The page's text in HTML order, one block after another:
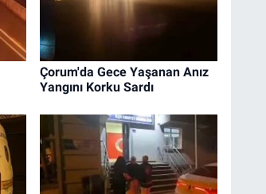
Çorum'da Gece Yaşanan Anız
Yangını Korku Sardı